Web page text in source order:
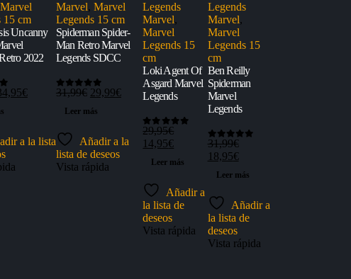
Marvel
15 cm
Uncanny
2022
€El
34,95€.
a la lista
Marvel, Marvel
Legends 15 cm
Spiderman Spider-
Man Retro Marvel
Legends SDCC
0out of 5
31,99€ El
original
31,99€.
29,99€El
actual
29,99€.
Leer más
Añadir a la
lista de deseos
Vista rápida
Marvel,
Marvel
Legends 15
cm
Loki Agent Of
Asgard Marvel
Legends
0out of 5
29,95€
El
original
era:
29,95€.
14,95€
actual
14,95€.
Leer más
Añadir a
la lista de
deseos
Vista rápida
Marvel,
Marvel
Legends 15
cm
Ben Reilly
Spiderman
Marvel
Legends
0out of 5
31,99€
El
original
era:
31,99€.
18,95€El
actual
18,95€.
Leer más
Añadir a
la lista de
deseos
Vista rápida